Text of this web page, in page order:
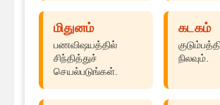
மிதுனம்
பணவிஷயத்தில்
சிந்தித்துச்
செயல்படுங்கள்.
கடகம்
நிலவும்.